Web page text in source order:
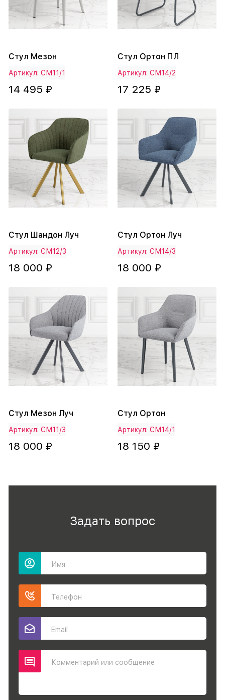
Стул Мезон
Артикул: СМ11/1
14 495 ₽
Стул Ортон ПЛ
Артикул: СМ14/2
17 225 ₽
Стул Шандон Луч
Артикул: СМ12/3
18 000 ₽
Стул Ортон Луч
Артикул: СМ14/3
18 000 ₽
Стул Мезон Луч
Артикул: СМ11/3
18 000 ₽
Стул Ортон
Артикул: СМ14/1
18 150 ₽
Задать вопрос
Имя
Телефон
Email
Комментарий или сообщение